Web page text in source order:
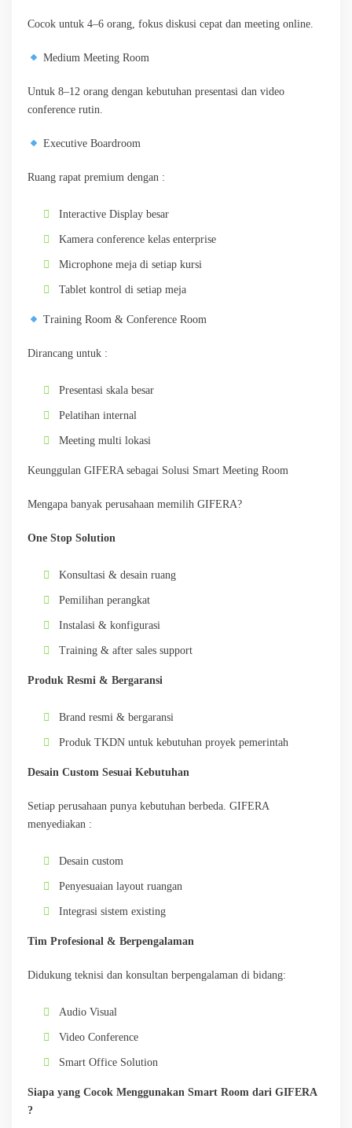
Cocok untuk 4–6 orang, fokus diskusi cepat dan meeting online.
Medium Meeting Room
Untuk 8–12 orang dengan kebutuhan presentasi dan video
conference rutin.
Executive Boardroom
Ruang rapat premium dengan :
Interactive Display besar
Kamera conference kelas enterprise
Microphone meja di setiap kursi
Tablet kontrol di setiap meja
Training Room & Conference Room
Dirancang untuk :
Presentasi skala besar
Pelatihan internal
Meeting multi lokasi
Keunggulan GIFERA sebagai Solusi Smart Meeting Room
Mengapa banyak perusahaan memilih GIFERA?
One Stop Solution
Konsultasi & desain ruang
Pemilihan perangkat
Instalasi & konfigurasi
Training & after sales support
Produk Resmi & Bergaransi
Brand resmi & bergaransi
Produk TKDN untuk kebutuhan proyek pemerintah
Desain Custom Sesuai Kebutuhan
Setiap perusahaan punya kebutuhan berbeda. GIFERA
menyediakan :
Desain custom
Penyesuaian layout ruangan
Integrasi sistem existing
Tim Profesional & Berpengalaman
Didukung teknisi dan konsultan berpengalaman di bidang:
Audio Visual
Video Conference
Smart Office Solution
Siapa yang Cocok Menggunakan Smart Room dari GIFERA
?